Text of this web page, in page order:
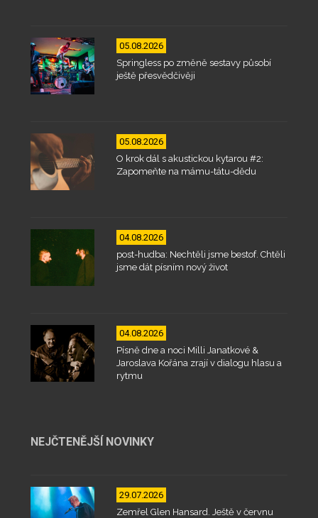
05.08.2026
Springless po změně sestavy působí
ještě přesvědčivěji
05.08.2026
O krok dál s akustickou kytarou #2:
Zapomeňte na mámu-tátu-dědu
04.08.2026
post-hudba: Nechtěli jsme bestof. Chtěli
jsme dát písním nový život
04.08.2026
Písně dne a noci Milli Janatkové &
Jaroslava Kořána zrají v dialogu hlasu a
rytmu
NEJČTENĚJŠÍ NOVINKY
29.07.2026
Zemřel Glen Hansard. Ještě v červnu